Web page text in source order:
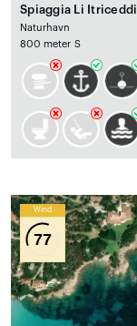
Spiaggia Li Itriceddi
Naturhavn
800 meter S
Wind
77